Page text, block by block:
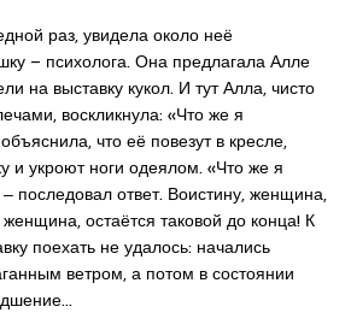
раз, увидела около неё
– психолога. Она предлагала Алле
на выставку кукол. И тут Алла, чисто
воскликнула: «Что же я
что её повезут в кресле,
и укроют ноги одеялом. «Что же я
последовал ответ. Воистину, женщина,
остаётся таковой до конца! К
поехать не удалось: начались
ветром, а потом в состоянии